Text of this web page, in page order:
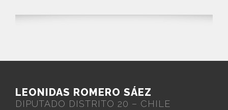
LEONIDAS ROMERO SÁEZ
DIPUTADO DISTRITO 20 – CHILE